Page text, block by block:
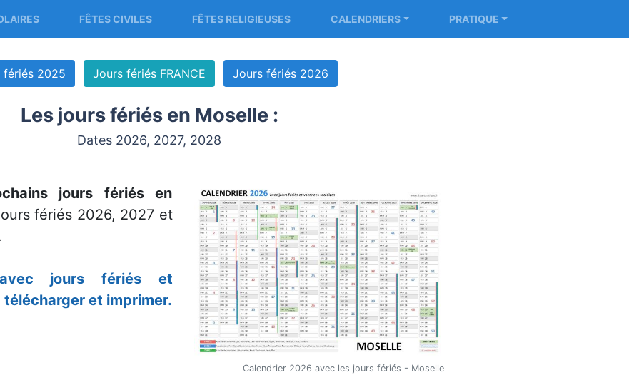
FÊTES CIVILES FÊTES RELIGIEUSES CALENDRIERS PRATIQUE
fériés 2025 Jours fériés FRANCE Jours fériés 2026
Les jours fériés en Moselle :
Dates 2026, 2027, 2028
jours fériés en
fériés 2026, 2027 et
jours fériés et
et imprimer.
Calendrier 2026 avec les jours fériés - Moselle